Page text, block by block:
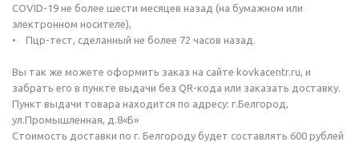
COVID-19 не более шести месяцев назад (на бумажном или
электронном носителе),
• Пцр-тест, сделанный не более 72 часов назад.
Вы так же можете оформить заказ на сайте kovkacentr.ru, и
забрать его в пункте выдачи без QR-кода или заказать доставку.
Пункт выдачи товара находится по адресу: г.Белгород,
ул.Промышленная, д.8«Б»
Стоимость доставки по г. Белгороду будет составлять 600 рублей